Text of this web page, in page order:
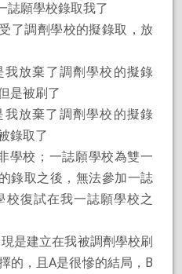
誌願學校錄取我了
了調劑學校的擬錄取，放
我放棄了調劑學校的擬錄
是被刷了
我放棄了調劑學校的擬錄
錄取了
校；一誌願學校為雙一
錄取之後，無法參加一誌
校復試在我一誌願學校之
是建立在我被調劑學校刷
的，且A是很慘的結局，B